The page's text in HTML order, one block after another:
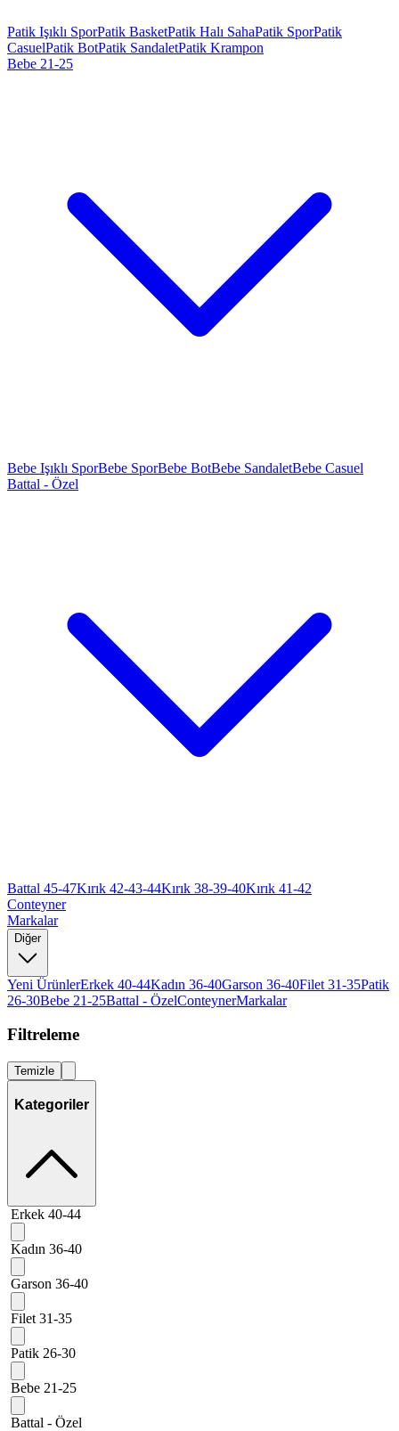
Patik Işıklı SporPatik BasketPatik Halı SahaPatik SporPatik
CasuelPatik BotPatik SandaletPatik Krampon
Bebe 21-25
Bebe Işıklı SporBebe SporBebe BotBebe SandaletBebe Casuel
Battal - Özel
Battal 45-47Kırık 42-43-44Kırık 38-39-40Kırık 41-42
Conteyner
Markalar
Diğer
Yeni ÜrünlerErkek 40-44Kadın 36-40Garson 36-40Filet 31-35Patik
26-30Bebe 21-25Battal - ÖzelConteynerMarkalar
Filtreleme
Temizle
Kategoriler
Erkek 40-44
Kadın 36-40
Garson 36-40
Filet 31-35
Patik 26-30
Bebe 21-25
Battal - Özel